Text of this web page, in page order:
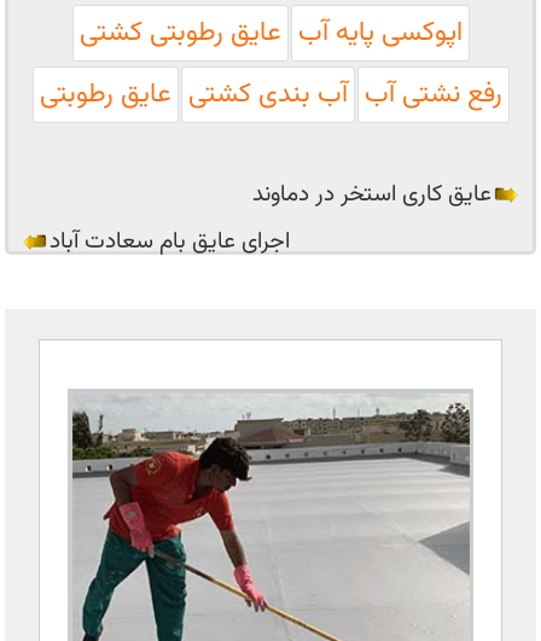
اپوکسی پایه آب عایق رطوبتی کشتی
رفع نشتی آب آب بندی کشتی عایق رطوبتی
عایق کاری استخر در دماوند
اجرای عایق بام سعادت آباد